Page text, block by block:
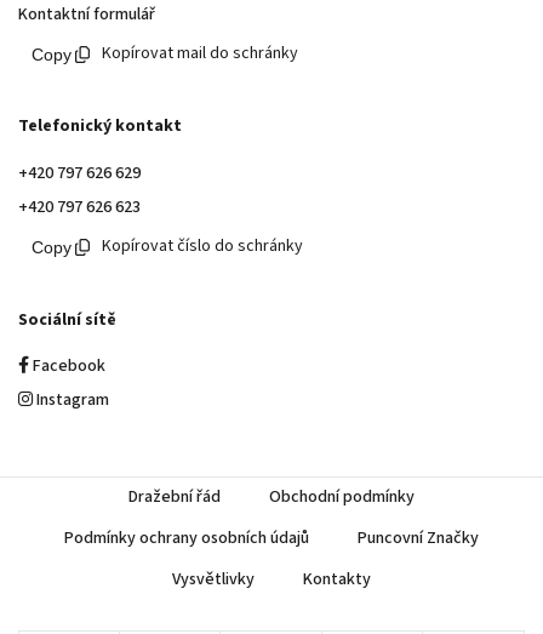
Kontaktní formulář
Kopírovat mail do schránky
Telefonický kontakt
+420 797 626 629
+420 797 626 623
Kopírovat číslo do schránky
Sociální sítě
Facebook
Instagram
Dražební řád
Obchodní podmínky
Podmínky ochrany osobních údajů
Puncovní Značky
Vysvětlivky
Kontakty